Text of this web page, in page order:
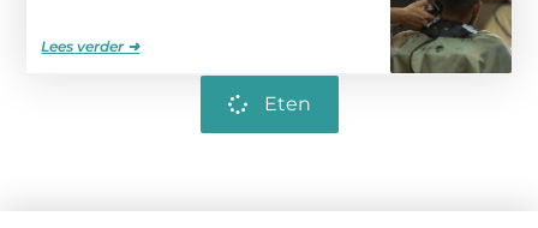
Lees verder ➜
Eten